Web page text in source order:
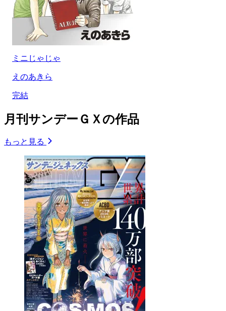
ミニじゃじゃ
えのあきら
完結
月刊サンデーＧＸの作品
もっと見る